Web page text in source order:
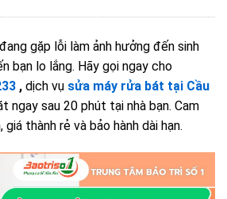
gặp lỗi làm ảnh hưởng đến sinh
bạn lo lắng. Hãy gọi ngay cho
, dịch vụ sửa máy rửa bát tại Cầu
ngay sau 20 phút tại nhà bạn. Cam
thành rẻ và bảo hành dài hạn.